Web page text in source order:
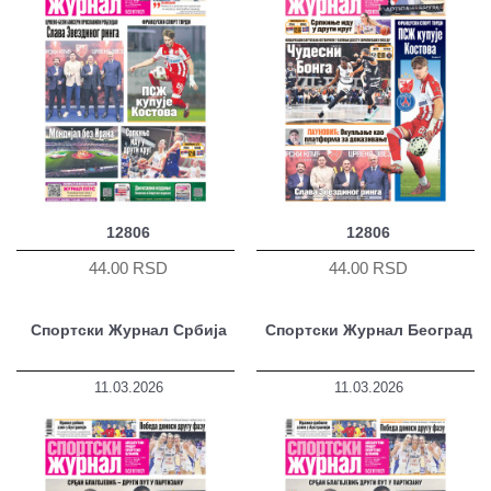
12806
44.00 RSD
12806
44.00 RSD
Спортски Журнал Србија
11.03.2026
Спортски Журнал Београд
11.03.2026